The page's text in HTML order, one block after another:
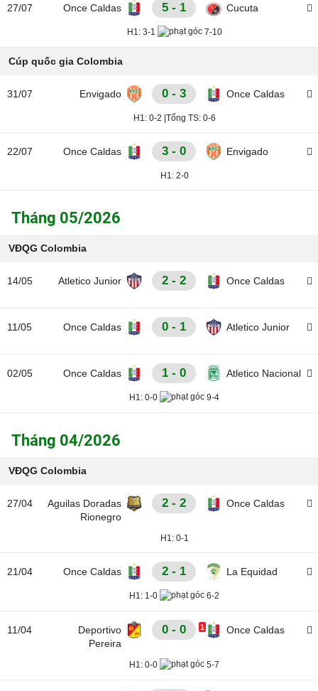
27/07 Once Caldas 5 - 1 Cucuta
H1:3-1 7-10
Cúp quốc gia Colombia
31/07 Envigado 0 - 3 Once Caldas
H1:0-2 Tổng TS:0-6
22/07 Once Caldas 3 - 0 Envigado
H1:2-0
Tháng 05/2026
VĐQG Colombia
14/05 Atletico Junior 2 - 2 Once Caldas
11/05 Once Caldas 0 - 1 Atletico Junior
02/05 Once Caldas 1 - 0 Atletico Nacional
H1: 0-0 9-4
Tháng 04/2026
VĐQG Colombia
27/04
Aguilas Doradas
Rionegro
2 - 2 Once Caldas
H1:0-1
21/04 Once Caldas 2 - 1 La Equidad
H1: 1-0 6-2
11/04
Deportivo
Pereira
0 - 0 Once Caldas
1
H1: 0-0 5-7